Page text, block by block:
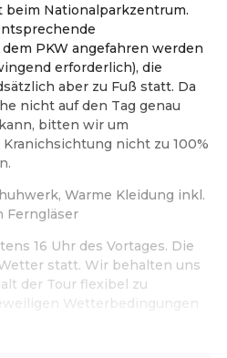
Nationalparkzentrum.
PKW angefahren werden
erforderlich), die
aber zu Fuß statt. Da
nicht auf den Tag genau
bitten wir um
nicht zu 100%
Warme Kleidung inkl.
Ferngläser
16 Uhr des Vortages. Die
statt. Wir behalten uns
der Tour flexibel zu
Wetterbedingungen